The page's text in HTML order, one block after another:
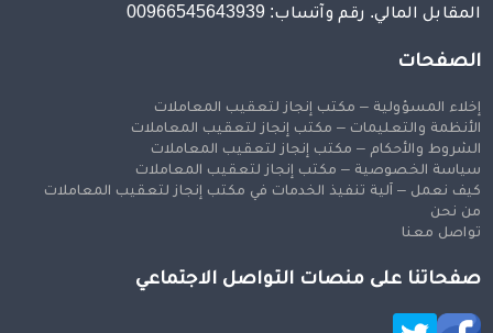
المقابل المالي. رقم وآتساب: 00966545643939
الصفحات
إخلاء المسؤولية – مكتب إنجاز لتعقيب المعاملات
الأنظمة والتعليمات – مكتب إنجاز لتعقيب المعاملات
الشروط والأحكام – مكتب إنجاز لتعقيب المعاملات
سياسة الخصوصية – مكتب إنجاز لتعقيب المعاملات
كيف نعمل – آلية تنفيذ الخدمات في مكتب إنجاز لتعقيب المعاملات
من نحن
تواصل معنا
صفحاتنا على منصات التواصل الاجتماعي